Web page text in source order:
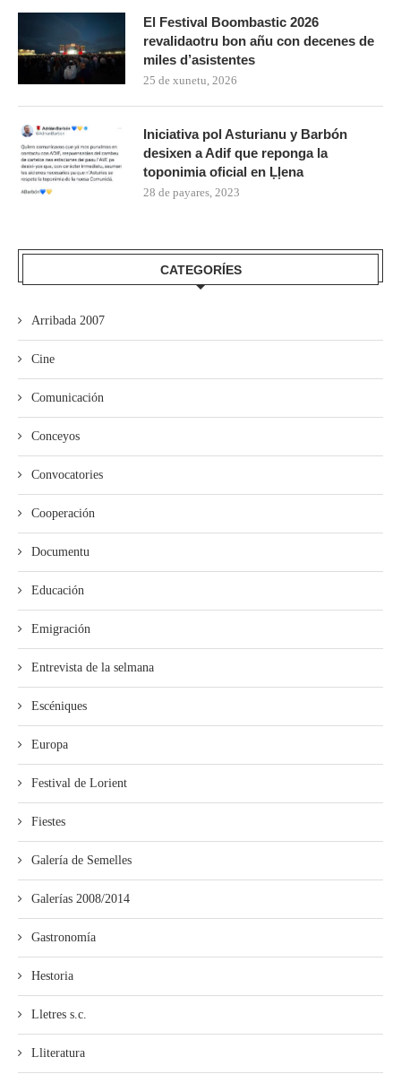
El Festival Boombastic 2026
revalidaotru bon añu con decenes de
miles d’asistentes
25 de xunetu, 2026
Iniciativa pol Asturianu y Barbón
desixen a Adif que reponga la
toponimia oficial en Ḷḷena
28 de payares, 2023
CATEGORÍES
Arribada 2007
Cine
Comunicación
Conceyos
Convocatories
Cooperación
Documentu
Educación
Emigración
Entrevista de la selmana
Escéniques
Europa
Festival de Lorient
Fiestes
Galería de Semelles
Galerías 2008/2014
Gastronomía
Hestoria
Lletres s.c.
Lliteratura